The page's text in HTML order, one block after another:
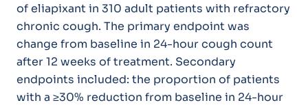
of eliapixant in 310 adult patients with refractory
chronic cough. The primary endpoint was
change from baseline in 24-hour cough count
after 12 weeks of treatment. Secondary
endpoints included: the proportion of patients
with a ≥30% reduction from baseline in 24-hour